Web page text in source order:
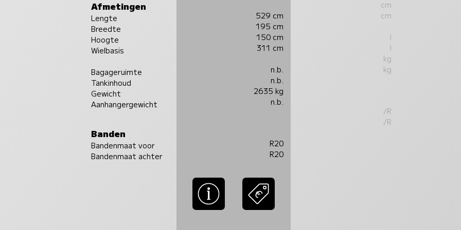
Afmetingen
Lengte
Breedte
Hoogte
Wielbasis
Bagageruimte
Tankinhoud
Gewicht
Aanhangergewicht
Banden
Bandenmaat voor
Bandenmaat achter
529 cm
195 cm
150 cm
311 cm
n.b.
n.b.
2635 kg
n.b.
R20
R20
cm
cm
l
l
kg
kg
/R
/R